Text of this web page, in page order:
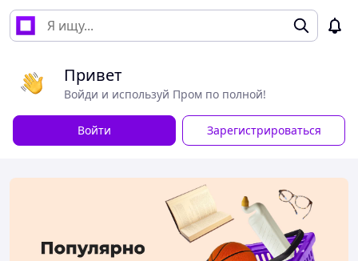
Привет
Войди и используй Пром по полной!
Войти Зарегистрироваться